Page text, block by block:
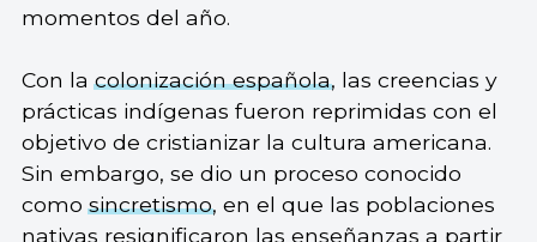
momentos del año.
Con lacolonización española, las creencias y
prácticas indígenas fueron reprimidas con el
objetivo de cristianizar la cultura americana.
Sin embargo, se dio un proceso conocido
comosincretismo, en el que las poblaciones
nativas resignificaron las enseñanzas a partir